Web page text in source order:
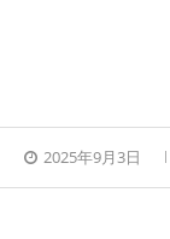
2025年9月3日